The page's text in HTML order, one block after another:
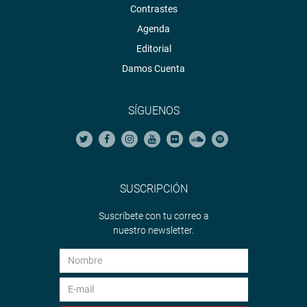
aportantes en todo el país.
La congresista Marleny Portero López expresó su
Tumán, obra largamente esperada por la población y que
hoy simboliza esperanza y bienestar para cientos de
autoridad local de Tumán, se logró destrabar su
digna, oportuna y cercana a cada familia. Esta obra
demuestra que, cuando se lucha con convicción y se
unen esfuerzos, los sueños se convierten en realidades
Contrastes
Agenda
Editorial
Damos Cuenta
SÍGUENOS
SUSCRIPCIÓN
Suscríbete con tu correo a
nuestro newsletter.